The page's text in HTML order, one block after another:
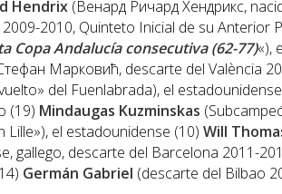
Hendrix (Венард Ричард Хендрикс,
2010, Quinteto Inicial de su Anterior
Copa Andalucía consecutiva (62-77)«),
Марковић, descarte del València
del Fuenlabrada), el
(19) Mindaugas Kuzminskas
Lille»), el estadounidense (10) Will
gallego, descarte del Barcelona 2011-
Germán Gabriel (descarte del Bilbao